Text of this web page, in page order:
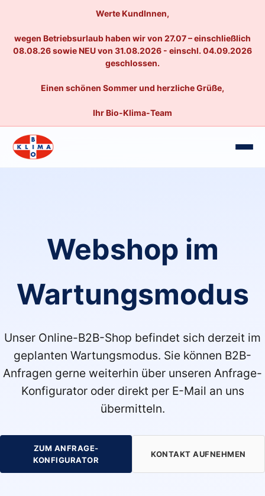
Werte KundInnen,
wegen Betriebsurlaub haben wir von 27.07 – einschließlich
08.08.26 sowie NEU von 31.08.2026 - einschl. 04.09.2026
geschlossen.
Einen schönen Sommer und herzliche Grüße,
Ihr Bio-Klima-Team
Webshop im
Wartungsmodus
Unser Online-B2B-Shop befindet sich derzeit im
geplanten Wartungsmodus. Sie können B2B-
Anfragen gerne weiterhin über unseren Anfrage-
Konfigurator oder direkt per E-Mail an uns
übermitteln.
ZUM ANFRAGE-
KONFIGURATOR
KONTAKT AUFNEHMEN